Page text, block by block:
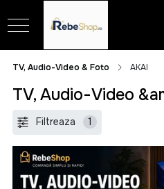
TV, Audio-Video & Foto AKAI
TV, Audio-Video
Filtreaza 1